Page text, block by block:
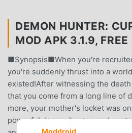
DEMON HUNTER:
MOD APK 3.1.9, FREE
■Synopsis■When you're
you're suddenly thrust into a
existed!After witnessing the
that you come from a long line of
more, your mother's locket was
powerful demon hunter, and
Moddroid